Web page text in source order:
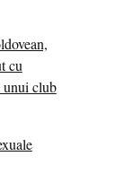
cu
unui club